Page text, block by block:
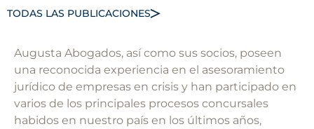
TODAS LAS PUBLICACIONES
Augusta Abogados, así como sus socios, poseen
una reconocida experiencia en el asesoramiento
jurídico de empresas en crisis y han participado en
varios de los principales procesos concursales
habidos en nuestro país en los últimos años,